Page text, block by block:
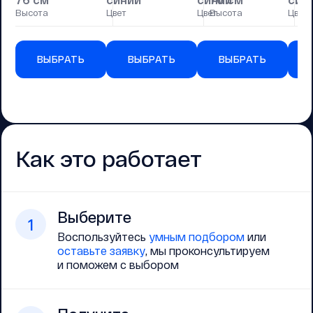
Высота
ВЫБРАТЬ
Цвет Высота
ВЫБРАТЬ
Цвет
ВЫБРАТЬ
Цвет
Как это работает
1 Выберите
Воспользуйтесь умным подбором или
оставьте заявку, мы проконсультируем
и поможем с выбором